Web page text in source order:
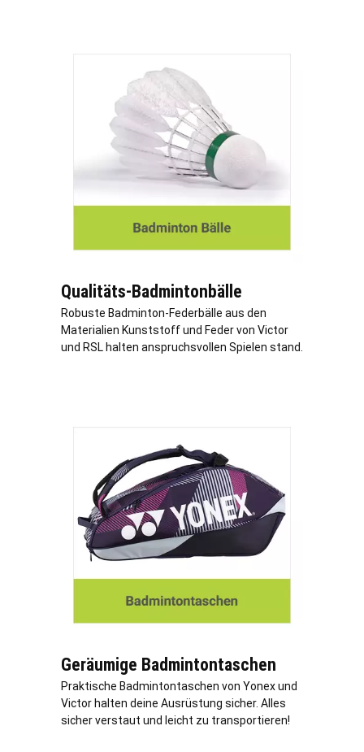
Qualitäts-Badmintonbälle
Robuste Badminton-Federbälle aus den
Materialien Kunststoff und Feder von Victor
und RSL halten anspruchsvollen Spielen stand.
Geräumige Badmintontaschen
Praktische Badmintontaschen von Yonex und
Victor halten deine Ausrüstung sicher. Alles
sicher verstaut und leicht zu transportieren!